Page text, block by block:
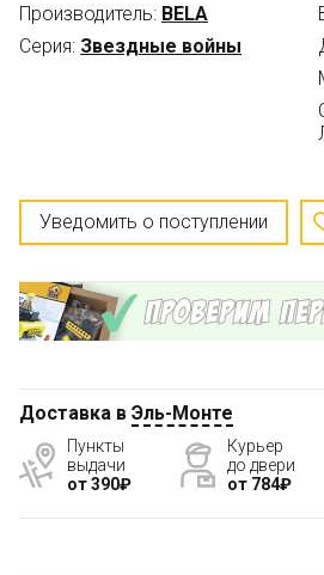
Производитель: BELA
Серия: Звездные войны
Уведомить о поступлении
Доставка в Эль-Монте
Пункты
выдачи
от 390₽
Курьер
до двери
от 784₽